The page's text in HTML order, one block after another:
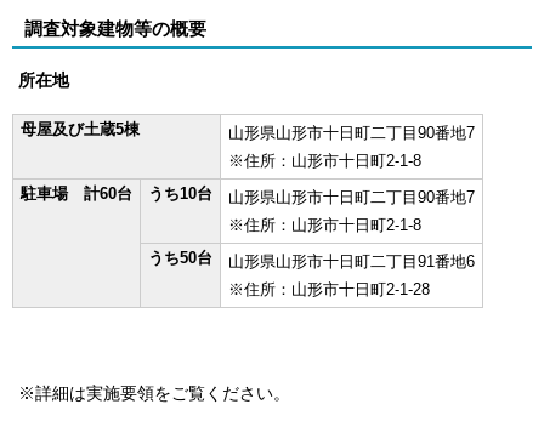
調査対象建物等の概要
所在地
母屋及び土蔵5棟
山形県山形市十日町二丁目90番地7
※住所：山形市十日町2-1-8
駐車場 計60台
うち10台
山形県山形市十日町二丁目90番地7
※住所：山形市十日町2-1-8
うち50台
山形県山形市十日町二丁目91番地6
※住所：山形市十日町2-1-28
※詳細は実施要領をご覧ください。